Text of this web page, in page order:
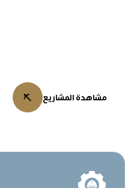
مشاهدة المشاريع